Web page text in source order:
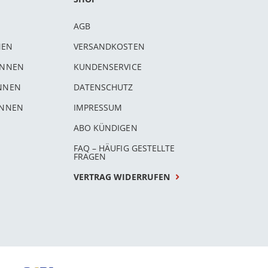
AGB
VERSANDKOSTEN
KUNDENSERVICE
DATENSCHUTZ
IMPRESSUM
ABO KÜNDIGEN
FAQ – HÄUFIG GESTELLTE
FRAGEN
VERTRAG WIDERRUFEN